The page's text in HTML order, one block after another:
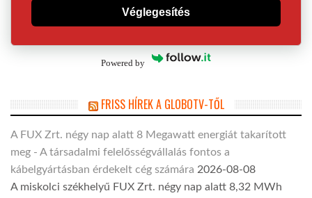
Véglegesítés
Powered by
FRISS HÍREK A GLOBOTV-TŐL
A FUX Zrt. négy nap alatt 8 Megawatt energiát takarított
meg - A társadalmi felelősségvállalás fontos a
kábelgyártásban érdekelt cég számára 2026-08-08
A miskolci székhelyű FUX Zrt. négy nap alatt 8,32 MWh